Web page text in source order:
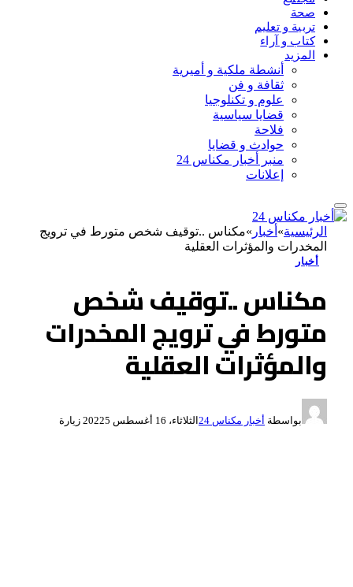
صحة
تربية و تعليم
كتاب و آراء
المزيد
أنشطة ملكية و أميرية
ثقافة و فن
علوم و تكنلوجيا
قضايا سياسية
فلاحة
حوادث و قضايا
منبر أخبار مكناس 24
إعلانات
الرئيسية» أخبار »مكناس ..توقيف شخص متورط في ترويج
المخدرات والمؤثرات العقلية
أخبار
مكناس ..توقيف شخص
متورط في ترويج المخدرات
والمؤثرات العقلية
بواسطة أخبار مكناس 24 الثلاثاء، 16 أغسطس 2022 5 زيارة